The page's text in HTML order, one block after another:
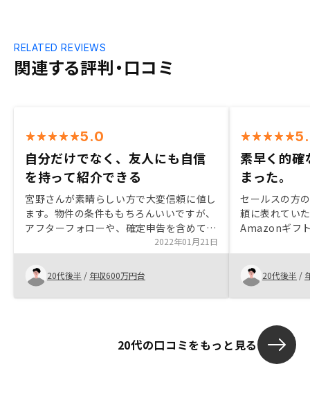
関連する評判・口コミ
RELATED REVIEWS
5.0
自分だけでなく、友人にも自信
を持って紹介できる
宮野さんが素晴らしい方で大変信頼に値し
ます。物件の条件ももちろんいいですが、
アフターフォローや、確定申告を含めて大
変きたいできます。自分だけでなく、友人
にも自信を持って紹介できると考えまし
た。また、妻への資産準備という観点でも
保険以外の対策ができるため、満足してい
ます。
2022年01月21日
20代後半 / 年収600万円台
素早く的確
まった。
セールスの方
頼に表れてい
Amazonギフ
ていただける
思いました。
20代後半 /
20代の口コミをもっと見る